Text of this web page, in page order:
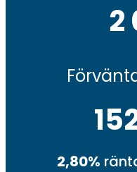
2
2,80%